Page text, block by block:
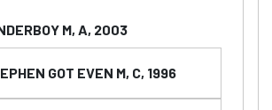
M, A, 2003
GOT EVEN M, C, 1996